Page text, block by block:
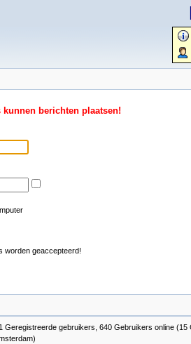
berichten plaatsen!
worden geaccepteerd!
Geregistreerde gebruikers, 640 Gebruikers online